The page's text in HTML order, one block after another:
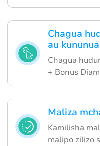
Chagua
au kununua
Chagua
+ Bonus
Maliza
Kamilisha
malipo zilizo